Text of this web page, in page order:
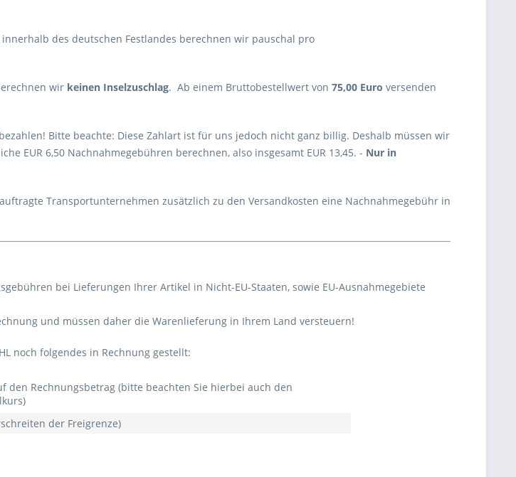
des deutschen Festlandes berechnen wir pauschal pro
wir keinen Inselzuschlag. Ab einem Bruttobestellwert von 75,00 Euro versenden
Bitte beachte: Diese Zahlart ist für uns jedoch nicht ganz billig. Deshalb müssen wir
EUR 6,50 Nachnahmegebühren berechnen, also insgesamt EUR 13,45. - Nur in
Transportunternehmen zusätzlich zu den Versandkosten eine Nachnahmegebühr in
bei Lieferungen Ihrer Artikel in Nicht-EU-Staaten, sowie EU-Ausnahmegebiete
und müssen daher die Warenlieferung in Ihrem Land versteuern!
noch folgendes in Rechnung gestellt:
den Rechnungsbetrag (bitte beachten Sie hierbei auch den
der Freigrenze)